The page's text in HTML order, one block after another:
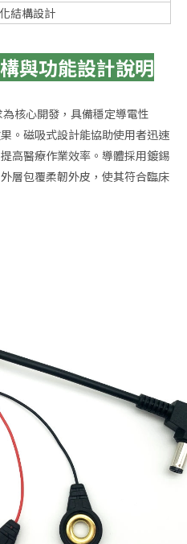
結構設計
與功能設計說明
核心開發，具備穩定導電性
。磁吸式設計能協助使用者迅速
高醫療作業效率。導體採用鍍錫
層包覆柔韌外皮，使其符合臨床